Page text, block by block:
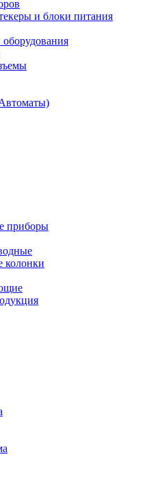
и блоки питания
приборы
колонки